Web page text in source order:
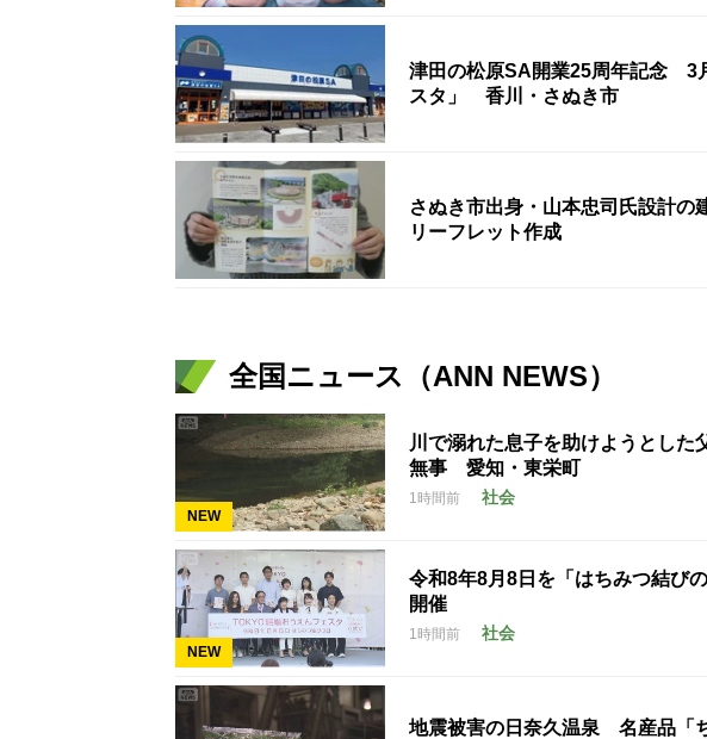
津田の松原SA開業25周年記念 3
スタ」 香川・さぬき市
さぬき市出身・山本忠司氏設計
リーフレット作成
全国ニュース（ANN NEWS）
NEW
川で溺れた息子を助けようとし
無事 愛知・東栄町
1時間前 社会
NEW
令和8年8月8日を「はちみつ結び
開催
1時間前 社会
地震被害の日奈久温泉 名産品「